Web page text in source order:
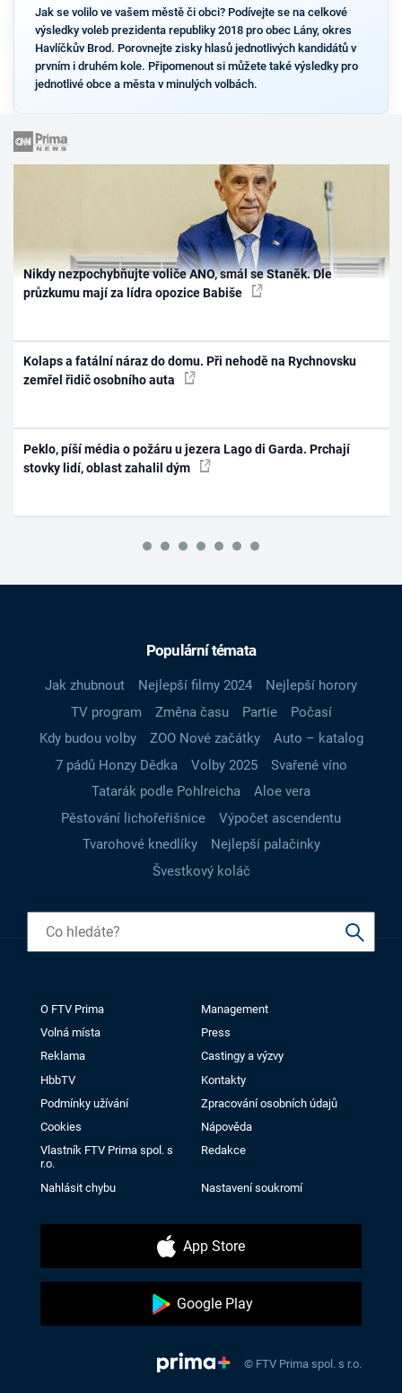
Jak se volilo ve vašem městě či obci? Podívejte se na celkové
výsledky voleb prezidenta republiky 2018 pro obec Lány, okres
Havlíčkův Brod. Porovnejte zisky hlasů jednotlivých kandidátů v
prvním i druhém kole. Připomenout si můžete také výsledky pro
jednotlivé obce a města v minulých volbách.
Nikdy nezpochybňujte voliče ANO, smál se Staněk. Dle
průzkumu mají za lídra opozice Babiše
Kolaps a fatální náraz do domu. Při nehodě na Rychnovsku
zemřel řidič osobního auta
Peklo, píší média o požáru u jezera Lago di Garda. Prchají
stovky lidí, oblast zahalil dým
Populární témata
Jak zhubnout Nejlepší filmy 2024
Nejlepší horory
TV program
Změna času Partie
Počasí
Kdy budou volby
ZOO Nové začátky
Auto – katalog
7 pádů Honzy Dědka
Volby 2025
Svařené víno
Tatarák podle Pohlreicha
Aloe vera
Pěstování lichořeřišnice
Výpočet ascendentu
Tvarohové knedlíky
Nejlepší palačinky
Švestkový koláč
O FTV Prima
Management
Volná místa
Press
Reklama
Castingy a výzvy
HbbTV
Kontakty
Podmínky užívání
Zpracování osobních údajů
Cookies
Nápověda
Vlastník FTV Prima spol. s
r.o.
Redakce
Nahlásit chybu Nastavení soukromí
App Store
Google Play
© FTV Prima spol. s r.o.